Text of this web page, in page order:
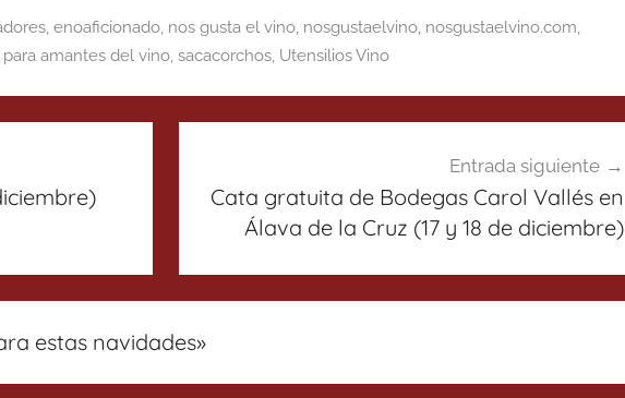
, enoaficionado, nos gusta el vino, nosgustaelvino, nosgustaelvino.com,
amantes del vino, sacacorchos, Utensilios Vino
Entrada siguiente
Cata gratuita de Bodegas Carol Vallés en
Álava de la Cruz (17 y 18 de diciembre)
estas navidades»